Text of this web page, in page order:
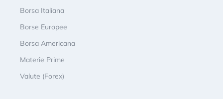
Borsa Italiana
Borse Europee
Borsa Americana
Materie Prime
Valute (Forex)